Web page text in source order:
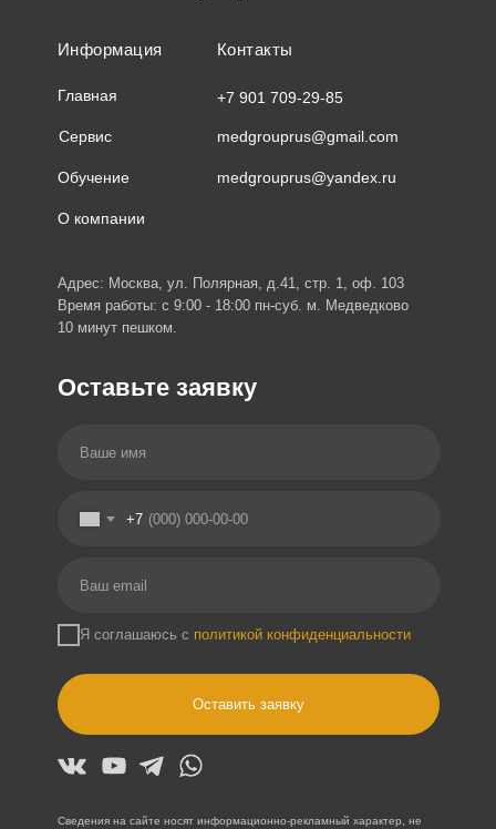
Главная
Сервис
Обучение
О компании
+7 901 709-29-85
medgrouprus@gmail.com
medgrouprus@yandex.ru
Информация Контакты
Оставьте заявку
+7
Я соглашаюсь с политикой конфиденциальности
Оставить заявку
Адрес: Москва, ул. Полярная, д.41, стр. 1, оф. 103
Время работы: с 9:00 - 18:00 пн-суб. м. Медведково
10 минут пешком.
Сведения на сайте носят информационно-рекламный характер, не